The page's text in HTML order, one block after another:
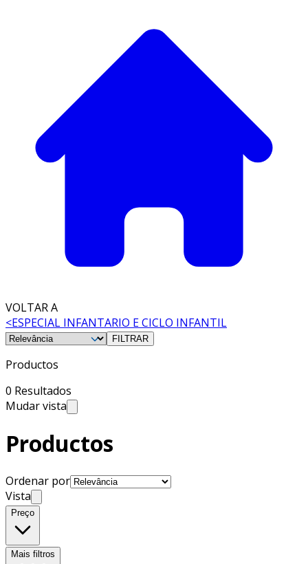
VOLTAR A
<ESPECIAL INFANTARIO E CICLO INFANTIL
FILTRAR
Productos
0 Resultados
Mudar vista
Productos
Ordenar por
Vista
Preço
Mais filtros